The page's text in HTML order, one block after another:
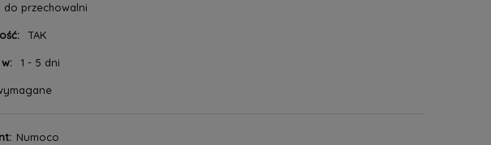
do przechowalni
TAK
1 - 5 dni
Numoco